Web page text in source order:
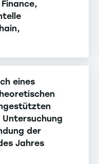
eines
der
Jahres